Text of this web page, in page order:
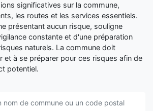
significatives sur la commune,
les routes et les services essentiels.
présentant aucun risque, souligne
constante et d'une préparation
naturels. La commune doit
et à se préparer pour ces risques afin de
potentiel.